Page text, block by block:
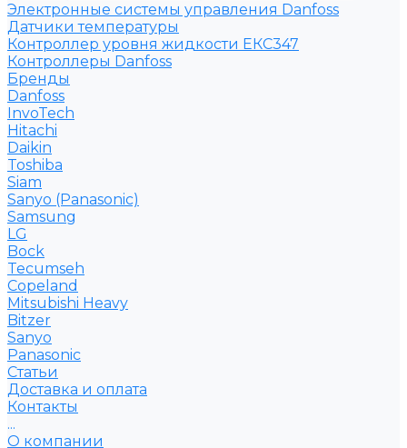
Электронные системы управления Danfoss
Датчики температуры
Контроллер уровня жидкости ЕКС347
Контроллеры Danfoss
Бренды
Danfoss
InvoTech
Hitachi
Daikin
Toshiba
Siam
Sanyo (Panasonic)
Samsung
LG
Bock
Tecumseh
Copeland
Mitsubishi Heavy
Bitzer
Sanyo
Рanasonic
Статьи
Доставка и оплата
Контакты
...
О компании